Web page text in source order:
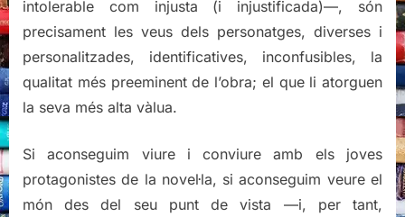
intolerable com injusta (i injustificada)—, són
precisament les veus dels personatges, diverses i
personalitzades, identificatives, inconfusibles, la
qualitat més preeminent de l’obra; el que li atorguen
la seva més alta vàlua.
Si aconseguim viure i conviure amb els joves
protagonistes de la novel·la, si aconseguim veure el
món des del seu punt de vista —i, per tant,